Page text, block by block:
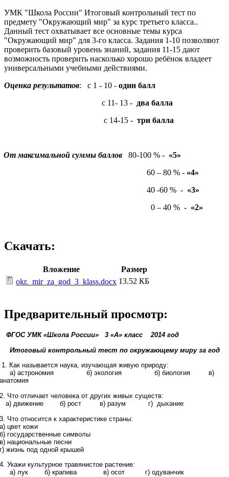
УМК "Школа России" Итоговый контрольный тест по
предмету "Окружающий мир" за курс третьего класса..
Данный тест охватывает все основные темы курса
"Окружающий мир" для 3-го класса. Задания 1-10 позволяют
проверить базовый уровень знаний, задания 11-15 дают
возможность проверить насколько хорошо ребёнок владеет
универсальными учебными действиями.
Оценка результатов: с 1 - 10 - один балл
11- 13 - два балла
14-15 - три балла
максимальной суммы баллов80-100 % - «5»
– 80 % - «4»
-60 % - «3»
– 40 % - «2»
Скачать:
Вложение
Размер
okr._mir_za_god_3_klass.docx 13.52 КБ
Предварительный просмотр:
ФГОС УМК «Школа России» 3 «А» класс 2014 год
Итоговый контрольный тест по окружающему миру за год
Как называется наука, изучающая живую природу:
астрономия б) экология б) биология в)
Что отличает человека от других живых существ:
движение б) рост в) разум г) дыхание
Что относится к характеристике страны:
цвет кожи
государственные символы
национальные песни
жизнь под одной крышей
Укажи культурное травянистое растение:
лук б) крапива в) осот г) одуванчик